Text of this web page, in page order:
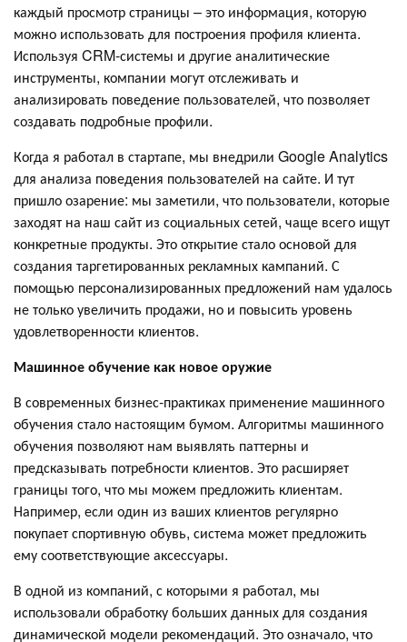
каждый просмотр страницы – это информация, которую
можно использовать для построения профиля клиента.
Используя CRM-системы и другие аналитические
инструменты, компании могут отслеживать и
анализировать поведение пользователей, что позволяет
создавать подробные профили.
Когда я работал в стартапе, мы внедрили Google Analytics
для анализа поведения пользователей на сайте. И тут
пришло озарение: мы заметили, что пользователи, которые
заходят на наш сайт из социальных сетей, чаще всего ищут
конкретные продукты. Это открытие стало основой для
создания таргетированных рекламных кампаний. С
помощью персонализированных предложений нам удалось
не только увеличить продажи, но и повысить уровень
удовлетворенности клиентов.
Машинное обучение как новое оружие
В современных бизнес-практиках применение машинного
обучения стало настоящим бумом. Алгоритмы машинного
обучения позволяют нам выявлять паттерны и
предсказывать потребности клиентов. Это расширяет
границы того, что мы можем предложить клиентам.
Например, если один из ваших клиентов регулярно
покупает спортивную обувь, система может предложить
ему соответствующие аксессуары.
В одной из компаний, с которыми я работал, мы
использовали обработку больших данных для создания
динамической модели рекомендаций. Это означало, что